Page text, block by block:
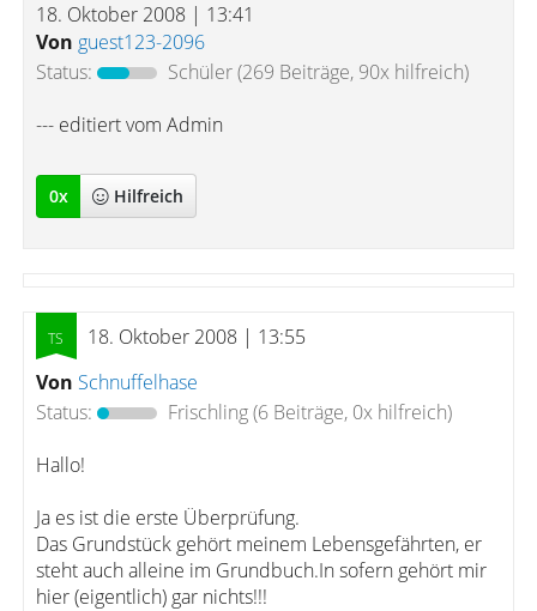
18. Oktober 2008 | 13:41
Von guest123-2096
Status:
Schüler(269 Beiträge, 90x hilfreich)
--- editiert vom Admin
0x Hilfreich
18. Oktober 2008 | 13:55
Von Schnuffelhase
Status:
Frischling(6 Beiträge, 0x hilfreich)
Hallo!
Ja es ist die erste Überprüfung.
Das Grundstück gehört meinem Lebensgefährten, er
steht auch alleine im Grundbuch.In sofern gehört mir
hier (eigentlich) gar nichts!!!